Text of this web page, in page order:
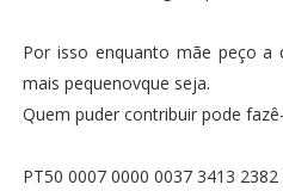
Por isso enquanto mãe peço
mais pequenovque seja.
Quem puder contribuir pode
PT50 0007 0000 0037 3413 2382